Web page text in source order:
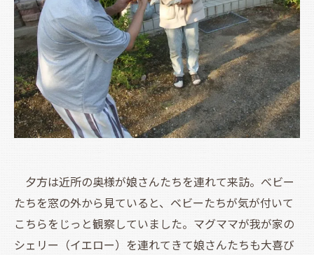
夕方は近所の奥様が娘さんたちを連れて来訪。べビー
たちを窓の外から見ていると、ベビーたちが気が付いて
こちらをじっと観察していました。マグママが我が家の
シェリー（イエロー）を連れてきて娘さんたちも大喜び